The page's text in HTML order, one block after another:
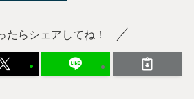
たらシェアしてね！